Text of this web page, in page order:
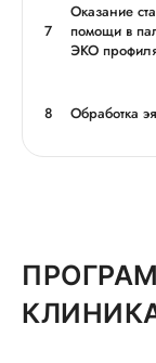
7
Оказание
помощи в
ЭКО
8 Обработка